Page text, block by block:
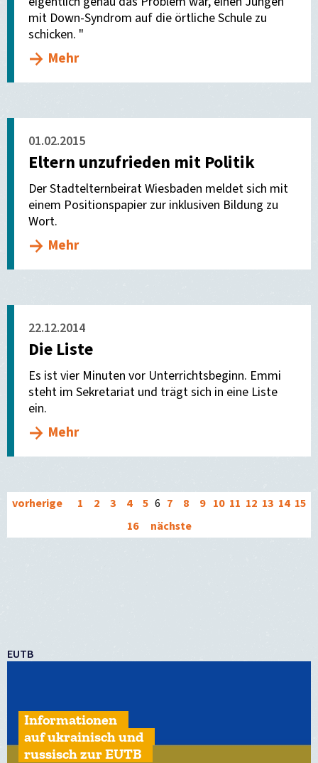
mit Down-Syndrom auf die örtliche Schule zu
schicken. "
Mehr
01.02.2015
Eltern unzufrieden mit Politik
Der Stadtelternbeirat Wiesbaden meldet sich mit
einem Positionspapier zur inklusiven Bildung zu
Wort.
Mehr
22.12.2014
Die Liste
Es ist vier Minuten vor Unterrichtsbeginn. Emmi
steht im Sekretariat und trägt sich in eine Liste
ein.
Mehr
vorherige 1 2 3 4 5 6 7 8 9 10 11 12 13 14 15
16
nächste
EUTB
Informationen
auf ukrainisch und
russisch zur EUTB